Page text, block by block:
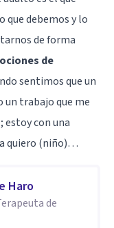
que debemos y lo
de forma
de
sentimos que un
un trabajo que me
estoy con una
quiero (niño)…
Haro
de